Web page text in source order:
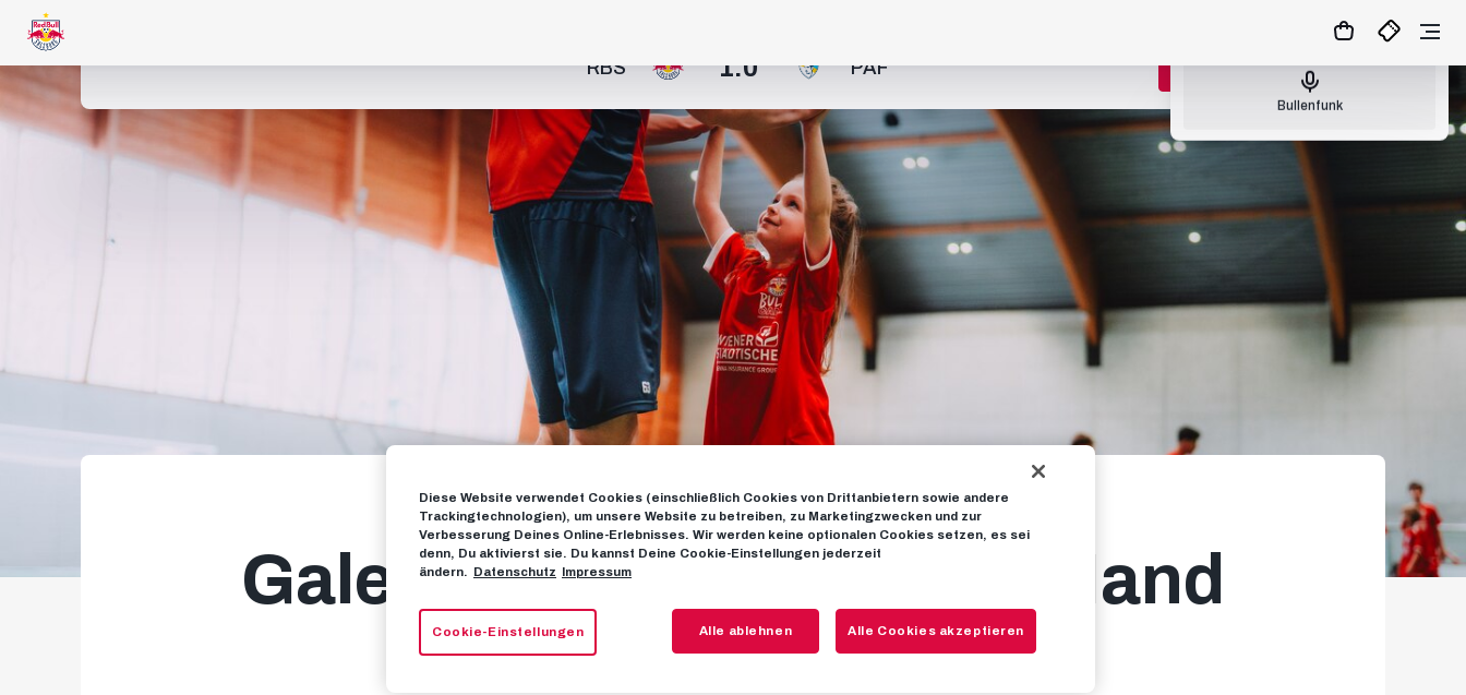
RBS 1:0 PAF ZUM MATCHCENTER
Galerie: Talente Hand in Hand
2025
Nächster Bullenfunk: So., 09.08.26 17:00
Bullenfunk
Diese Website verwendet Cookies (einschließlich Cookies von Drittanbietern sowie andere
Trackingtechnologien), um unsere Website zu betreiben, zu Marketingzwecken und zur
Verbesserung Deines Online-Erlebnisses. Wir werden keine optionalen Cookies setzen, es sei
denn, Du aktivierst sie. Du kannst Deine Cookie-Einstellungen jederzeit
ändern. Datenschutz Impressum
Cookie-Einstellungen Alle ablehnen Alle Cookies akzeptieren